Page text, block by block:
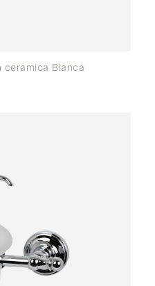
ceramica Bianca